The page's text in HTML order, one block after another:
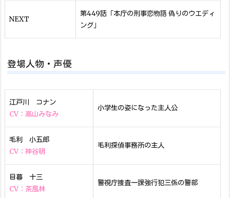
NEXT
第449話「本庁の刑事恋物語 偽りのウエディ
ング」
登場人物・声優
江戸川 コナン
CV：高山みなみ
小学生の姿になった主人公
毛利 小五郎
CV：神谷明
毛利探偵事務所の主人
目暮 十三
CV：茶風林
警視庁捜査一課強行犯三係の警部